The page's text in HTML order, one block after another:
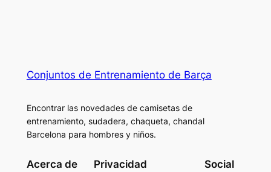
Conjuntos de Entrenamiento de Barça
Encontrar las novedades de camisetas de
entrenamiento, sudadera, chaqueta, chandal
Barcelona para hombres y niños.
Acerca de Privacidad Social